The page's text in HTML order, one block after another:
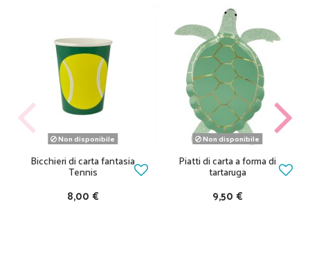
Non disponibile
Bicchieri di carta fantasia
Tennis
8,00 €
Non disponibile
Piatti di carta a forma di
tartaruga
9,50 €